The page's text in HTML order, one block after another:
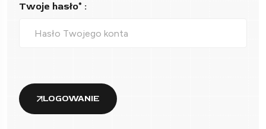
Twoje hasło* :
LOGOWANIE